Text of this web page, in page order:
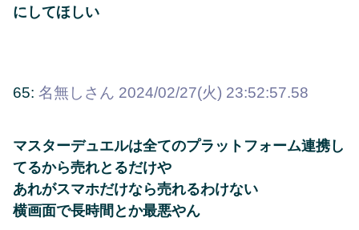
にしてほしい
65: 名無しさん 2024/02/27(火) 23:52:57.58
マスターデュエルは全てのプラットフォーム連携し
てるから売れとるだけや
あれがスマホだけなら売れるわけない
横画面で長時間とか最悪やん